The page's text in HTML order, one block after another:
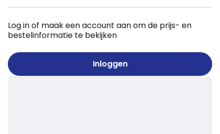
Log in of maak een account aan om de prijs- en
bestelinformatie te bekijken
Inloggen